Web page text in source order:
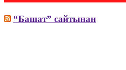
“Башат” сайтынан